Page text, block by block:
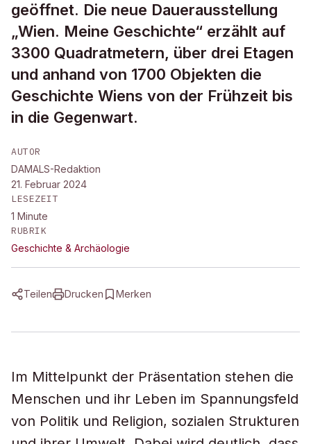
geöffnet. Die neue Dauerausstellung
„Wien. Meine Geschichte“ erzählt auf
3300 Quadratmetern, über drei Etagen
und anhand von 1700 Objekten die
Geschichte Wiens von der Frühzeit bis
in die Gegenwart.
AUTOR
DAMALS-Redaktion
21. Februar 2024
LESEZEIT
1 Minute
RUBRIK
Geschichte & Archäologie
Teilen Drucken Merken
Im Mittelpunkt der Präsentation stehen die
Menschen und ihr Leben im Spannungsfeld
von Politik und Religion, sozialen Strukturen